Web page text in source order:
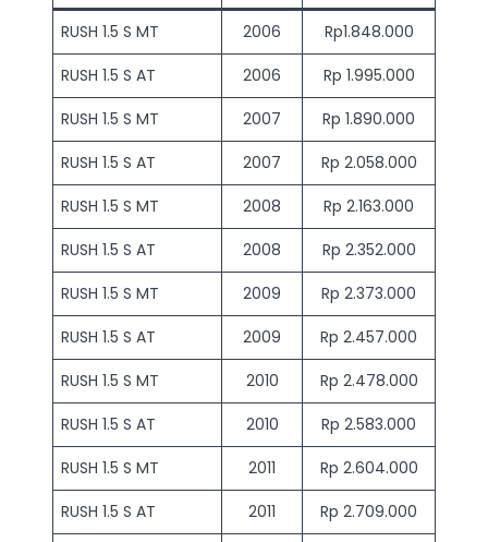
RUSH 1.5 S MT 2006
Rp1.848.000
RUSH 1.5 S AT
2006
Rp 1.995.000
RUSH 1.5 S MT
2007
Rp 1.890.000
RUSH 1.5 S AT
2007
Rp 2.058.000
RUSH 1.5 S MT
2008
Rp 2.163.000
RUSH 1.5 S AT
2008
Rp 2.352.000
RUSH 1.5 S MT
2009
Rp 2.373.000
RUSH 1.5 S AT
2009
Rp 2.457.000
RUSH 1.5 S MT
2010
Rp 2.478.000
RUSH 1.5 S AT
2010
Rp 2.583.000
RUSH 1.5 S MT
2011
Rp 2.604.000
RUSH 1.5 S AT
2011
Rp 2.709.000